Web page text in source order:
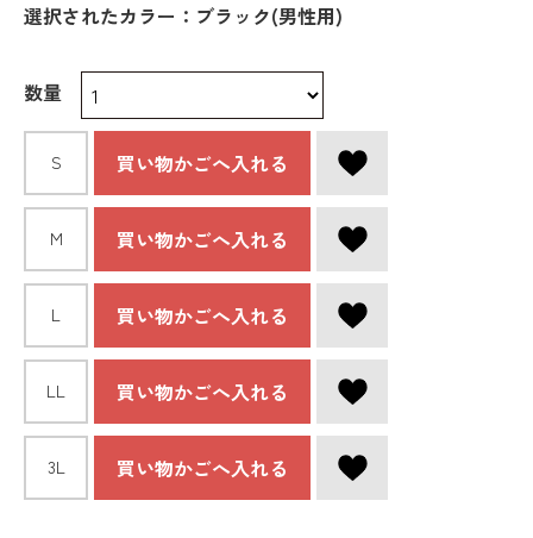
選択されたカラー：ブラック(男性用)
数量
S 買い物かごへ入れる
M 買い物かごへ入れる
L 買い物かごへ入れる
LL 買い物かごへ入れる
3L 買い物かごへ入れる